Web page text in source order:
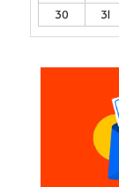
30
31